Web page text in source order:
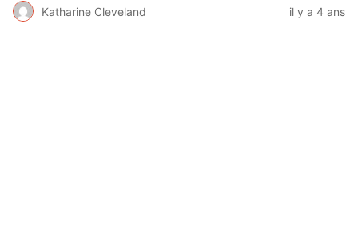
Katharine Cleveland il y a 4 ans